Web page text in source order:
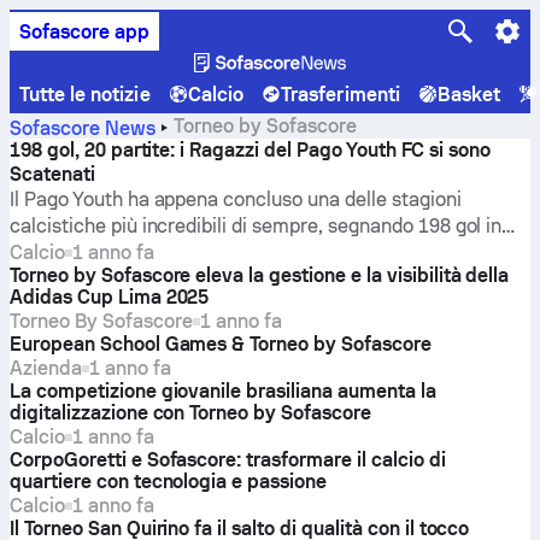
Sofascore app
Tutte le notizie Calcio Trasferimenti Basket
Sofascore News
Torneo by Sofascore
198 gol, 20 partite: i Ragazzi del Pago Youth FC si sono
Scatenati
Il Pago Youth ha appena concluso una delle stagioni
calcistiche più incredibili di sempre, segnando 198 gol in
sole 20 partite e vincendo l’American Samoa League.
Grazie a Torneo by Sofascore, anche questa incredibile
storia ha raggiunto i fan di tutto il mondo.
Calcio 1 anno fa
Torneo by Sofascore eleva la gestione e la visibilità della
Adidas Cup Lima 2025
Torneo By Sofascore 1 anno fa
European School Games & Torneo by Sofascore
Azienda 1 anno fa
La competizione giovanile brasiliana aumenta la
digitalizzazione con Torneo by Sofascore
Calcio 1 anno fa
CorpoGoretti e Sofascore: trasformare il calcio di
quartiere con tecnologia e passione
Calcio 1 anno fa
Il Torneo San Quirino fa il salto di qualità con il tocco